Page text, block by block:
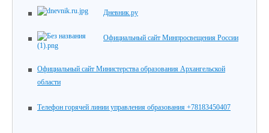
Дневник.ру
Официальный сайт Минпросвещения России
Официальный сайт Министерства образования Архангельской
области
Телефон горячей линии управления образования +78183450407